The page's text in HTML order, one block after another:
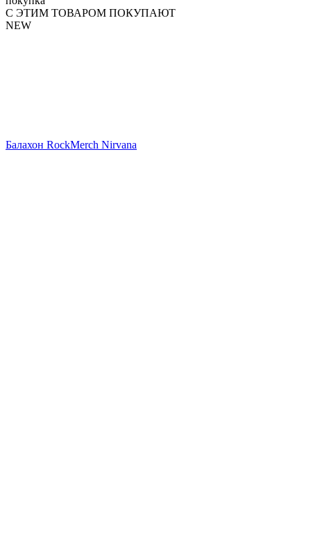
С ЭТИМ ТОВАРОМ ПОКУПАЮТ
NEW
Балахон RockMerch Nirvana